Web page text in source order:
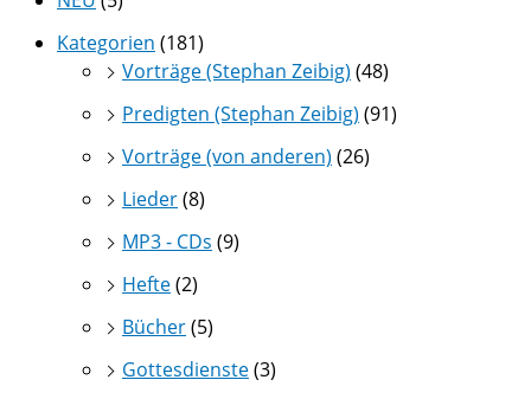
Kategorien (181)
Vorträge (Stephan Zeibig) (48)
Predigten (Stephan Zeibig) (91)
Vorträge (von anderen) (26)
Lieder(8)
MP3 - CDs (9)
Hefte(2)
Bücher(5)
Gottesdienste(3)